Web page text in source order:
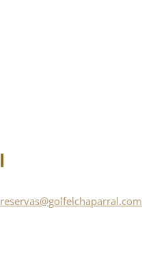
reservas@golfelchaparral.com